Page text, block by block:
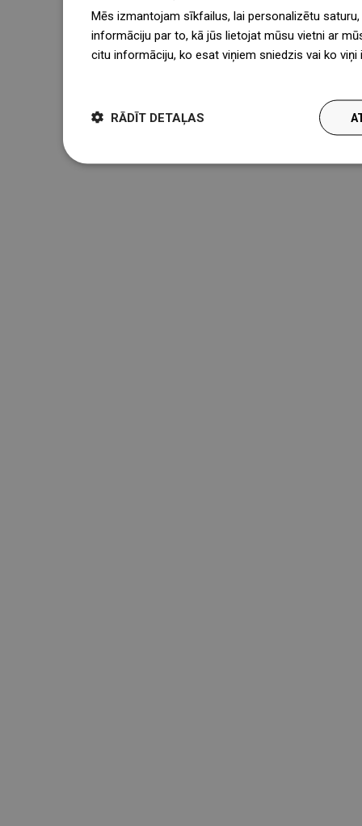
Mēs izmantojam sīkfailus, lai personalizētu
informāciju par to, kā jūs lietojat mūsu vietni ar
citu informāciju, ko esat viņiem sniedzis vai ko
RĀDĪT DETAĻAS